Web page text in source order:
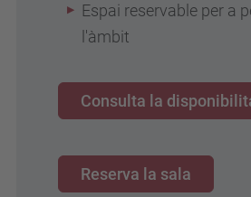
Espai reservable per a
l'àmbit
Consulta la
Reserva la sala